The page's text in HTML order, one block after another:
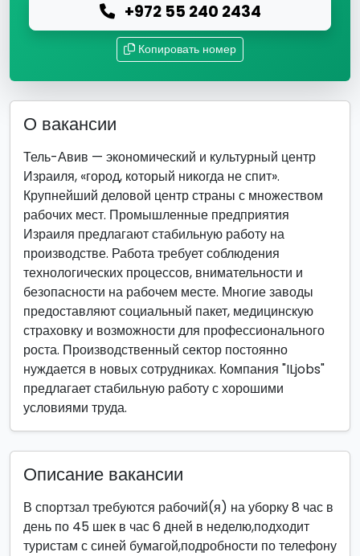
+972 55 240 2434
Копировать номер
О вакансии
Тель-Авив — экономический и культурный центр
Израиля, «город, который никогда не спит».
Крупнейший деловой центр страны с множеством
рабочих мест. Промышленные предприятия
Израиля предлагают стабильную работу на
производстве. Работа требует соблюдения
технологических процессов, внимательности и
безопасности на рабочем месте. Многие заводы
предоставляют социальный пакет, медицинскую
страховку и возможности для профессионального
роста. Производственный сектор постоянно
нуждается в новых сотрудниках. Компания "ILjobs"
предлагает стабильную работу с хорошими
условиями труда.
Описание вакансии
В спортзал требуются рабочий(я) на уборку 8 час в
день по 45 шек в час 6 дней в неделю,подходит
туристам с синей бумагой,подробности по телефону